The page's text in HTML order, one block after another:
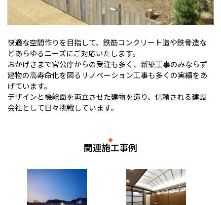
快適な空間作りを目指して、鉄筋コンクリート造や鉄骨造な
どあらゆるニーズにご対応いたします。
おかげさまで官公庁からの受注も多く、新築工事のみならず
建物の高寿命化を図るリノベーション工事も多くの実績をあ
げています。
デザインと機能面を両立させた建物を造り、信頼される建設
会社として日々挑戦しています。
関連施工事例